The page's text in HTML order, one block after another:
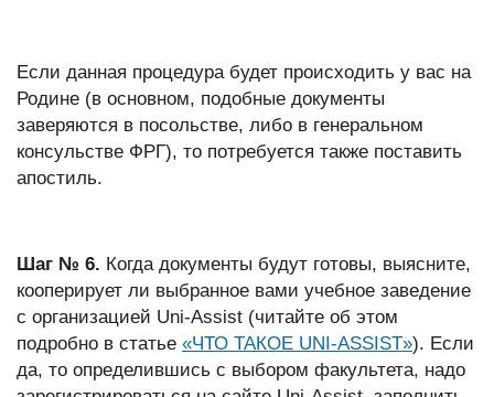
Если данная процедура будет происходить у вас на
Родине (в основном, подобные документы
заверяются в посольстве, либо в генеральном
консульстве ФРГ), то потребуется также поставить
апостиль.
Шаг № 6. Когда документы будут готовы, выясните,
кооперирует ли выбранное вами учебное заведение
с организацией Uni-Assist (читайте об этом
подробно в статье «ЧТО ТАКОЕ UNI-ASSIST»). Если
да, то определившись с выбором факультета, надо